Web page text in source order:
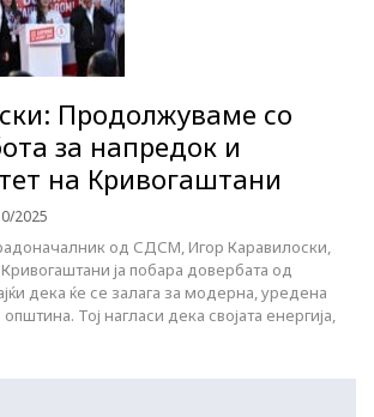
Продолжуваме со
за напредок и
на Кривогаштани
2025
од СДСМ, Игор Каравилоски,
ја побара довербата од
дека ќе се залага за модерна, уредена
Тој нагласи дека својата енергија,